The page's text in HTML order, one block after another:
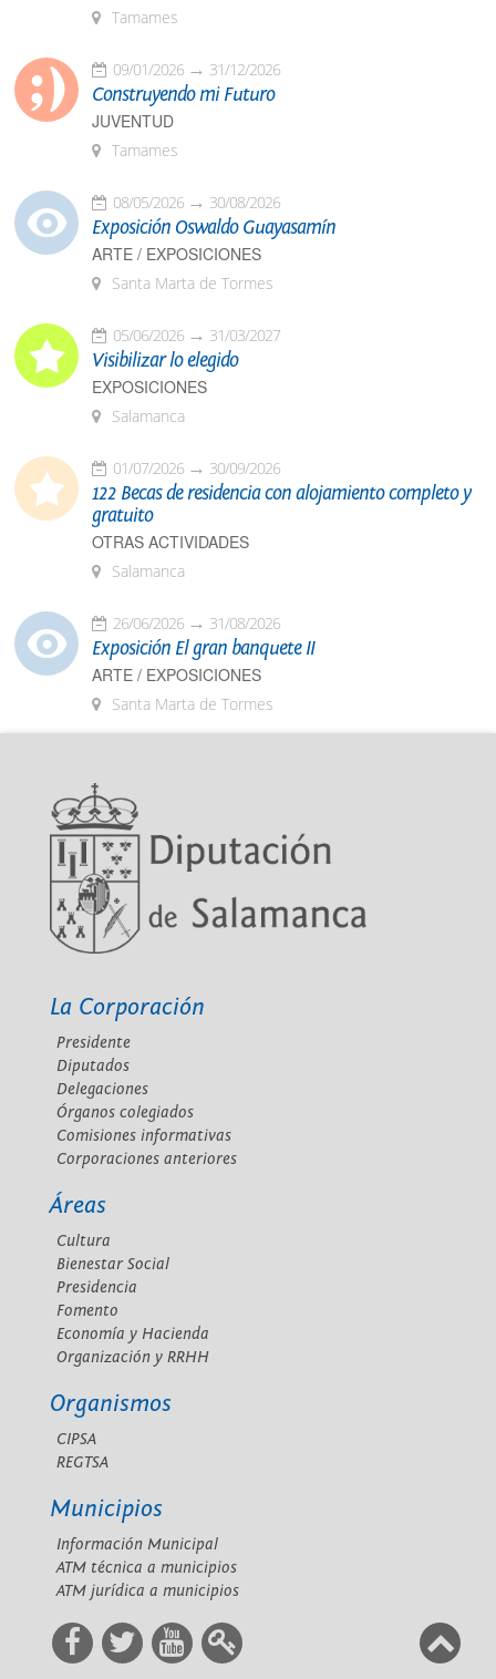
Tamames
09/01/2026 31/12/2026
Construyendo mi Futuro
JUVENTUD
Tamames
08/05/2026 30/08/2026
Exposición Oswaldo Guayasamín
ARTE / EXPOSICIONES
Santa Marta de Tormes
05/06/2026 31/03/2027
Visibilizar lo elegido
EXPOSICIONES
Salamanca
01/07/2026 30/09/2026
122 Becas de residencia con alojamiento completo y
gratuito
OTRAS ACTIVIDADES
Salamanca
26/06/2026 31/08/2026
Exposición El gran banquete II
ARTE / EXPOSICIONES
Santa Marta de Tormes
La Corporación
Presidente
Diputados
Delegaciones
Órganos colegiados
Comisiones informativas
Corporaciones anteriores
Áreas
Cultura
Bienestar Social
Presidencia
Fomento
Economía y Hacienda
Organización y RRHH
Organismos
CIPSA
REGTSA
Municipios
Información Municipal
ATM técnica a municipios
ATM jurídica a municipios